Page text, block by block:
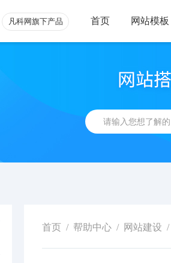
凡科网旗下产品 首页 网站模板
首页 / 帮助中心 / 网站建设 /